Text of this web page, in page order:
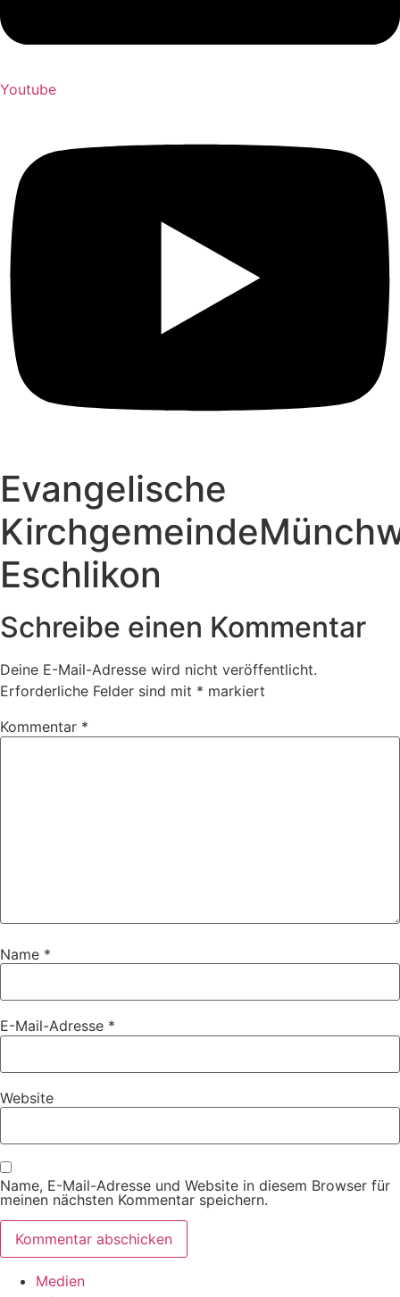
Youtube
Evangelische
Eschlikon
Schreibe einen Kommentar
Deine E-Mail-Adresse wird nicht veröffentlicht.
Erforderliche Felder sind mit * markiert
Kommentar *
Name *
E-Mail-Adresse *
Website
Name, E-Mail-Adresse und Website in diesem Browser für
meinen nächsten Kommentar speichern.
Medien